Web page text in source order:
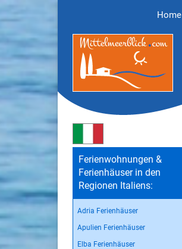
Home
Ferienwohnungen &
Ferienhäuser in den
Regionen Italiens:
Adria Ferienhäuser
Apulien Ferienhäuser
Elba Ferienhäuser